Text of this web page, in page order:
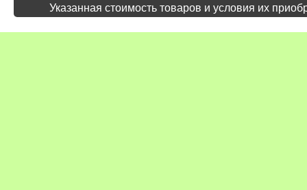
Указанная стоимость товаров и условия их